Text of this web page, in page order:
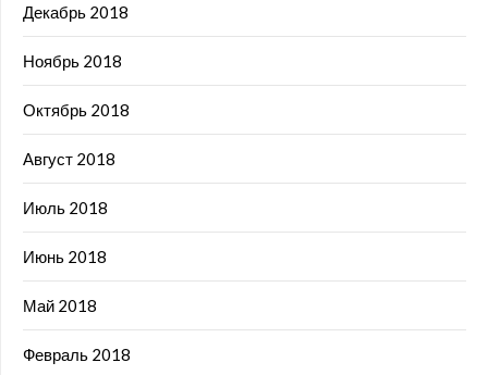
Декабрь 2018
Ноябрь 2018
Октябрь 2018
Август 2018
Июль 2018
Июнь 2018
Май 2018
Февраль 2018